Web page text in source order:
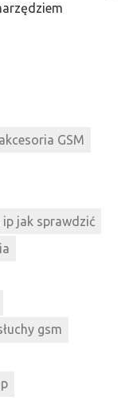
akcesoria GSM
jak sprawdzić
gsm